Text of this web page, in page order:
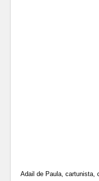
Adail de Paula, cartunista,